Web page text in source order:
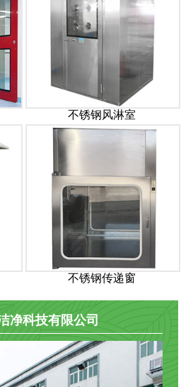
不锈钢风淋室
不锈钢传递窗
净科技有限公司